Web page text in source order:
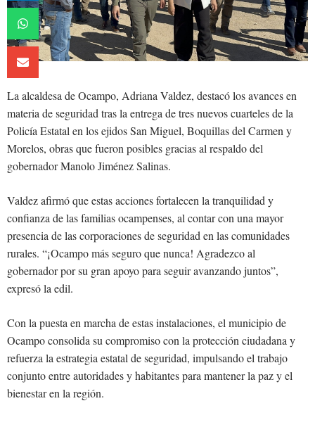
La alcaldesa de Ocampo, Adriana Valdez, destacó los avances en
materia de seguridad tras la entrega de tres nuevos cuarteles de la
Policía Estatal en los ejidos San Miguel, Boquillas del Carmen y
Morelos, obras que fueron posibles gracias al respaldo del
gobernador Manolo Jiménez Salinas.
Valdez afirmó que estas acciones fortalecen la tranquilidad y
confianza de las familias ocampenses, al contar con una mayor
presencia de las corporaciones de seguridad en las comunidades
rurales. “¡Ocampo más seguro que nunca! Agradezco al
gobernador por su gran apoyo para seguir avanzando juntos”,
expresó la edil.
Con la puesta en marcha de estas instalaciones, el municipio de
Ocampo consolida su compromiso con la protección ciudadana y
refuerza la estrategia estatal de seguridad, impulsando el trabajo
conjunto entre autoridades y habitantes para mantener la paz y el
bienestar en la región.